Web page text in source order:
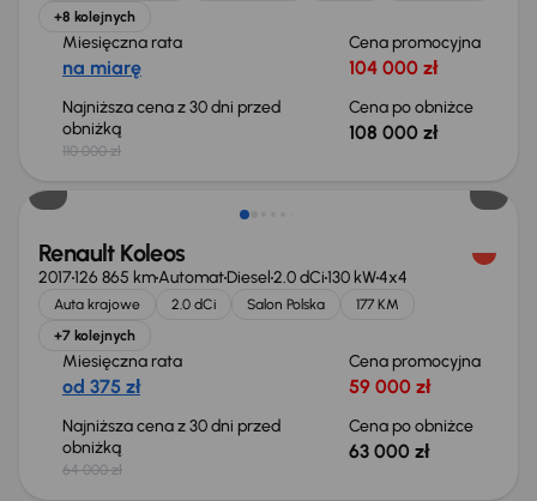
+8 kolejnych
Miesięczna rata
na miarę
Cena promocyjna
104 000 zł
Najniższa cena z 30 dni przed
obniżką
110 000 zł
Cena po obniżce
108 000 zł
Taniej o 1 000 zł
Renault Koleos
2017126 865 kmAutomatDiesel2.0 dCi130 kW4x4
Auta krajowe 2.0 dCi Salon Polska
177 KM
+7 kolejnych
Miesięczna rata
od 375 zł
Cena promocyjna
59 000 zł
Najniższa cena z 30 dni przed
obniżką
64 000 zł
Cena po obniżce
63 000 zł
Taniej o 1 000 zł